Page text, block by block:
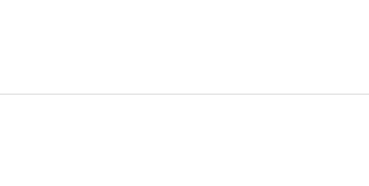
speziell für den Einsatz auf
und Leistungsfähigkeit bei,
eignet.